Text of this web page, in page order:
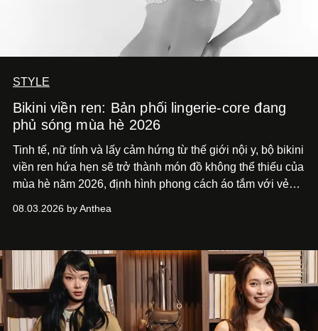
STYLE
Bikini viền ren: Bản phối lingerie-core đang
phủ sóng mùa hè 2026
Tinh tế, nữ tính và lấy cảm hứng từ thế giới nội y, bộ bikini
viền ren hứa hẹn sẽ trở thành món đồ không thể thiếu của
mùa hè năm 2026, định hình phong cách áo tắm với vẻ
08.03.2026 by Anthea